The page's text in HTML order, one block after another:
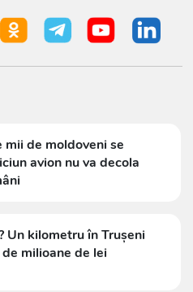
de moldoveni se
avion nu va decola
Un kilometru în Trușeni
milioane de lei